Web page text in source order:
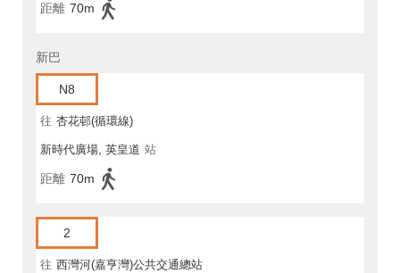
距離 70m
新巴
N8
往 杏花邨(循環線)
新時代廣場, 英皇道 站
距離 70m
2
往 西灣河(嘉亨灣)公共交通總站